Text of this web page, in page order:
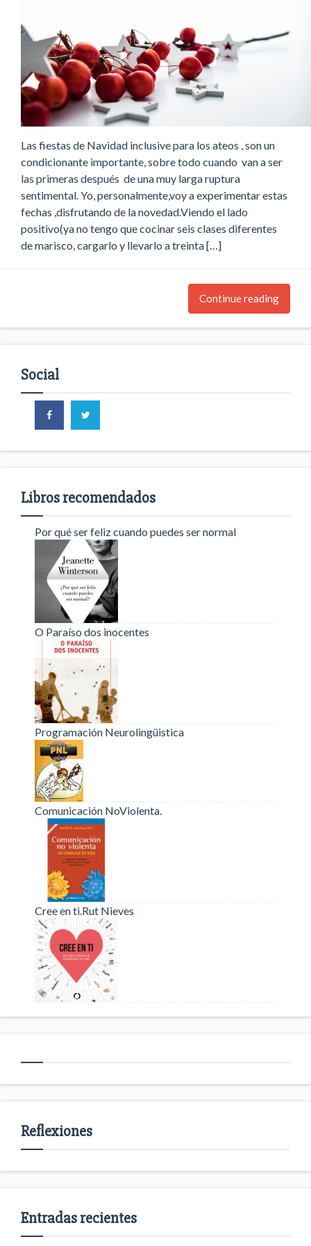
Las fiestas de Navidad inclusive para los ateos , son un
condicionante importante, sobre todo cuando van a ser
las primeras después de una muy larga ruptura
sentimental. Yo, personalmente,voy a experimentar estas
fechas ,disfrutando de la novedad.Viendo el lado
positivo(ya no tengo que cocinar seis clases diferentes
de marisco, cargarlo y llevarlo a treinta […]
Continue reading
Social
Libros recomendados
Por qué ser feliz cuando puedes ser normal
O Paraíso dos inocentes
Programación Neurolingüistica
Comunicación NoViolenta.
Cree en ti.Rut Nieves
Reflexiones
Entradas recientes